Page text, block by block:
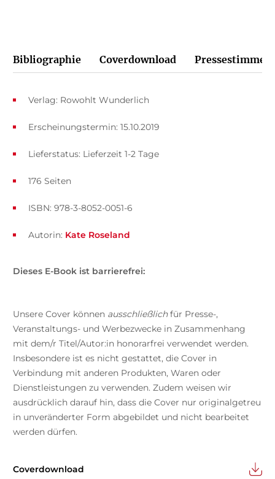
Bibliographie Coverdownload Pressestimmen
Verlag: Rowohlt Wunderlich
Erscheinungstermin: 15.10.2019
Lieferstatus: Lieferzeit 1-2 Tage
ISBN: 978-3-8052-0051-6
176 Seiten
Autorin: Kate Roseland
Dieses E-Book ist barrierefrei:
Unsere Cover können ausschließlichfür Presse-,
Veranstaltungs- und Werbezwecke in Zusammenhang
mit dem/r Titel/Autor:in honorarfrei verwendet werden.
Insbesondere ist es nicht gestattet, die Cover in
Verbindung mit anderen Produkten, Waren oder
Dienstleistungen zu verwenden. Zudem weisen wir
ausdrücklich darauf hin, dass die Cover nur originalgetreu
in unveränderter Form abgebildet und nicht bearbeitet
werden dürfen.
Coverdownload